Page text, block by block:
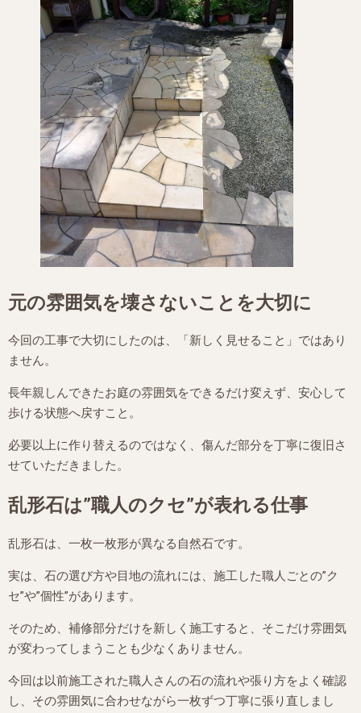
元の雰囲気を壊さないことを大切に
今回の工事で大切にしたのは、「新しく見せること」ではあり
ません。
長年親しんできたお庭の雰囲気をできるだけ変えず、安心して
歩ける状態へ戻すこと。
必要以上に作り替えるのではなく、傷んだ部分を丁寧に復旧さ
せていただきました。
乱形石は”職人のクセ”が表れる仕事
乱形石は、一枚一枚形が異なる自然石です。
実は、石の選び方や目地の流れには、施工した職人ごとの”ク
セ”や”個性”があります。
そのため、補修部分だけを新しく施工すると、そこだけ雰囲気
が変わってしまうことも少なくありません。
今回は以前施工された職人さんの石の流れや張り方をよく確認
し、その雰囲気に合わせながら一枚ずつ丁寧に張り直しまし